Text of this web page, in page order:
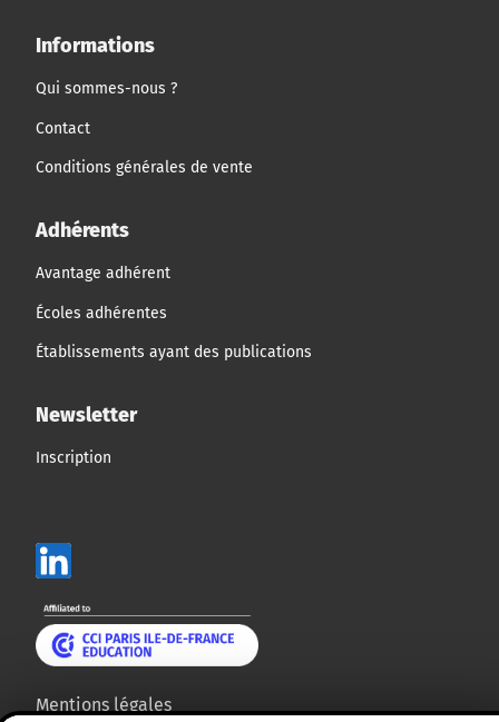
Informations
Qui sommes-nous ?
Contact
Conditions générales de vente
Adhérents
Avantage adhérent
Écoles adhérentes
Établissements ayant des publications
Newsletter
Inscription
Mentions légales